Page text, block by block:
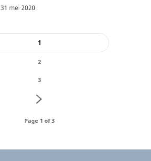
31 mei 2020
1
2
3
Page 1 of 3